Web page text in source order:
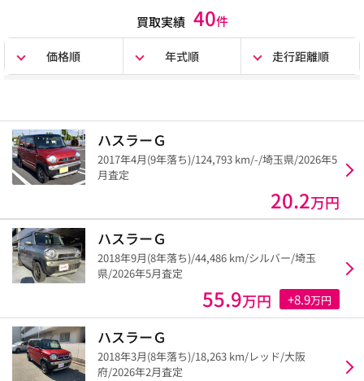
買取実績 40件
価格順 年式順 走行距離順
ハスラーＧ
2017年4月(9年落ち)/124,793 km/-/埼玉県/2026年5
月査定
20.2万円
ハスラーＧ
2018年9月(8年落ち)/44,486 km/シルバー/埼玉
県/2026年5月査定
55.9万円 +8.9万円
ハスラーＧ
2018年3月(8年落ち)/18,263 km/レッド/大阪
府/2026年2月査定